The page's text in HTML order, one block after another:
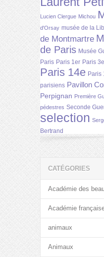
Lucien Clergue Michou
d'Orsay musée de la
de Montmartre
de Paris Musée
Paris Paris 1er Paris 3e
Paris 14e Paris
parisiens Pavillon
Perpignan Première
pédestres Seconde
selection
Bertrand
CATÉGORIES
Académie des
Académie
animaux
Animaux